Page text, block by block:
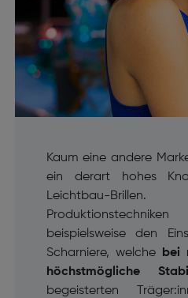
Kaum eine andere
ein derart hohes
Leichtbau-
beispielsweise den
Scharniere, welche
bei
höchstmögliche
begeisterten